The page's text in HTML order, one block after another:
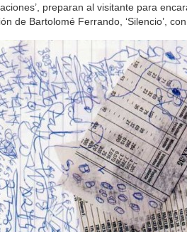
preparan al visitante para
de Bartolomé Ferrando, ‘Silencio’,